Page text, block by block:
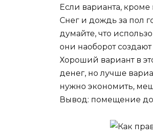
Если варианта, кроме
Снег и дождь за пол
думайте, что
они наоборот
Хороший вариант в
денег, но лучше
нужно экономить,
Вывод: помещение